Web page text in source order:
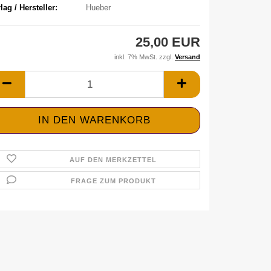
/ Hersteller: Hueber
25,00 EUR
inkl. 7% MwSt. zzgl. Versand
AUF DEN MERKZETTEL
FRAGE ZUM PRODUKT